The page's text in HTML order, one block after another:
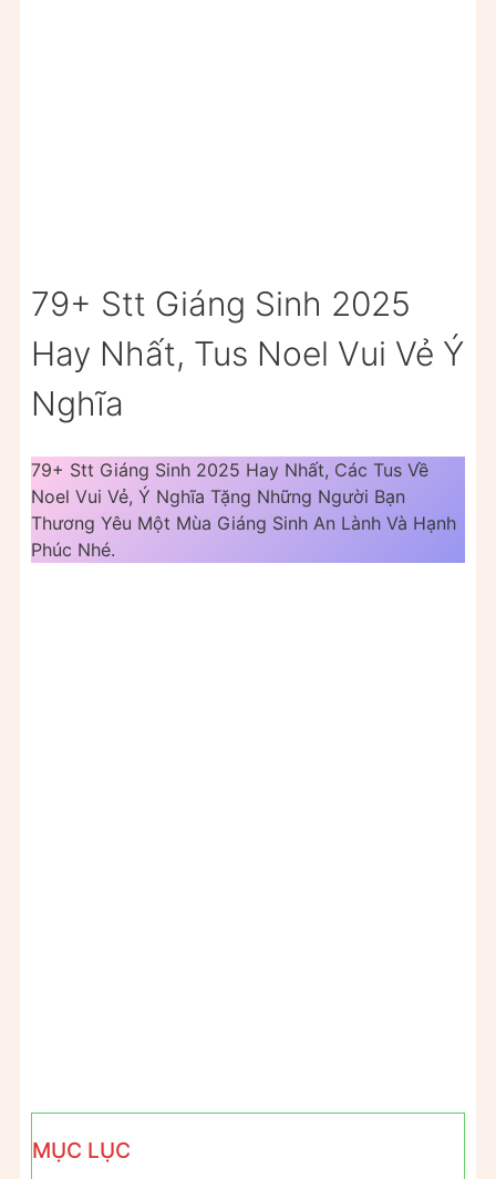
79+ Stt Giáng Sinh 2025
Hay Nhất, Tus Noel Vui Vẻ Ý
Nghĩa
79+ Stt Giáng Sinh 2025 Hay Nhất, Các Tus Về
Noel Vui Vẻ, Ý Nghĩa Tặng Những Người Bạn
Thương Yêu Một Mùa Giáng Sinh An Lành Và Hạnh
Phúc Nhé.
MỤC LỤC